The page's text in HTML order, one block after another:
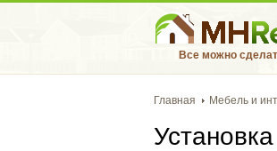
Все можно
Главная Мебель и